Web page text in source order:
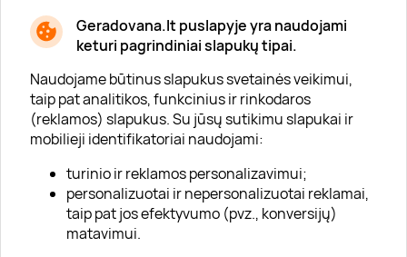
Geradovana.lt puslapyje yra naudojami
keturi pagrindiniai slapukų tipai.
Naudojame būtinus slapukus svetainės veikimui,
taip pat analitikos, funkcinius ir rinkodaros
(reklamos) slapukus. Su jūsų sutikimu slapukai ir
mobilieji identifikatoriai naudojami:
turinio ir reklamos personalizavimui;
personalizuotai ir nepersonalizuotai reklamai,
taip pat jos efektyvumo (pvz., konversijų)
matavimui.
Mėgsti būti pirmas?
Prenumeruok naujienlaiškį:
Naujienos, pranešimai apie nuolaidas ir dar daugiau!
* Susipažinau suprivatumo politika